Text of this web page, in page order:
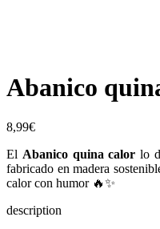
Abanico
8,99€
El Abanico quina calor lo
fabricado en madera
calor con humor 🔥✨
description